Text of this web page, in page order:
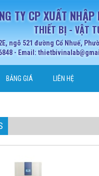
TY CP XUẤT
THIẾT BỊ - VẬT
ngõ 521 đường Cổ Nhuế,
- Email:
BẢNG GIÁ LIÊN HỆ